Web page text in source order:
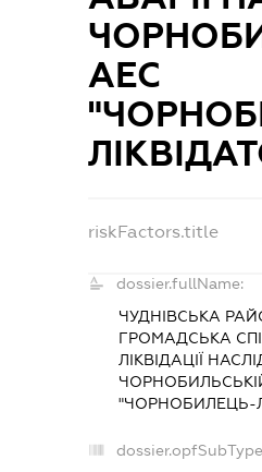
АЕС
riskFactors.title
dossier.fullName:
ЧУДНІВСЬКА
ГРОМАДСЬКА
ЛІКВІДАЦІЇ
"ЧОРНОБИЛЕЦЬ-